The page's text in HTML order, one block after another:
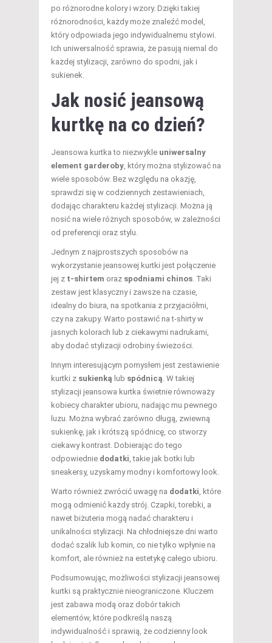
po różnorodne kolory i wzory. Dzięki takiej
różnorodności, każdy może znaleźć model,
który odpowiada jego indywidualnemu stylowi.
Ich uniwersalność sprawia, że pasują niemal do
każdej stylizacji, zarówno do spodni, jak i
sukienek.
Jak nosić jeansową
kurtkę na co dzień?
Jeansowa kurtka to niezwykle uniwersalny
element garderoby , który można stylizować na
wiele sposobów. Bez względu na okazję,
sprawdzi się w codziennych zestawieniach,
dodając charakteru każdej stylizacji. Można ją
nosić na wiele różnych sposobów, w zależności
od preferencji oraz stylu.
Jednym z najprostszych sposobów na
wykorzystanie jeansowej kurtki jest połączenie
jej z t-shirtem oraz spodniami chinos . Taki
zestaw jest klasyczny i zawsze na czasie,
idealny do biura, na spotkania z przyjaciółmi,
czy na zakupy. Warto postawić na t-shirty w
jasnych kolorach lub z ciekawymi nadrukami,
aby dodać stylizacji odrobiny świeżości.
Innym interesującym pomysłem jest zestawienie
kurtki z sukienką lub spódnicą . W takiej
stylizacji jeansowa kurtka świetnie równoważy
kobiecy charakter ubioru, nadając mu pewnego
luzu. Można wybrać zarówno długą, zwiewną
sukienkę, jak i krótszą spódnicę, co stworzy
ciekawy kontrast. Dobierając do tego
odpowiednie dodatki , takie jak botki lub
sneakersy, uzyskamy modny i komfortowy look.
Warto również zwrócić uwagę na dodatki , które
mogą odmienić każdy strój. Czapki, torebki, a
nawet biżuteria mogą nadać charakteru i
unikalności stylizacji. Na chłodniejsze dni warto
dodać szalik lub komin, co nie tylko wpłynie na
komfort, ale również na estetykę całego ubioru.
Podsumowując, możliwości stylizacji jeansowej
kurtki są praktycznie nieograniczone. Kluczem
jest zabawa modą oraz dobór takich
elementów, które podkreślą naszą
indywidualność i sprawią, że codzienny look